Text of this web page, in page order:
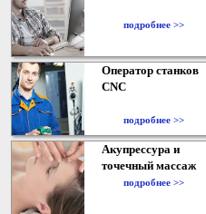
подробнее >>
Оператор станков
CNC
подробнее >>
Акупрессура и
точечный массаж
подробнее >>